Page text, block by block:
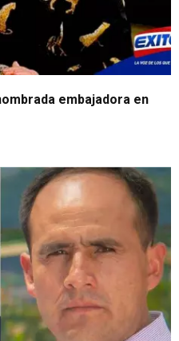
embajadora en